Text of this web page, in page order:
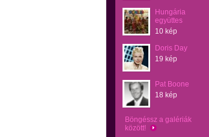
Hungária
együttes
10 kép
Doris Day
19 kép
Pat Boone
18 kép
Böngéssz a galériák
között!